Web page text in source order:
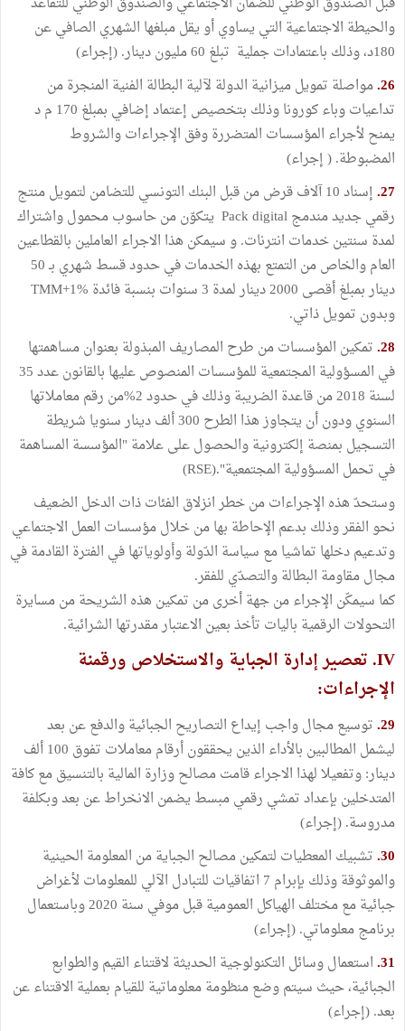
والحيطة الاجتماعية التي يساوي أو يقل مبلغها الشهري الصافي عن
180د، وذلك باعتمادات جملية تبلغ 60 مليون دينار. (إجراء)
26. مواصلة تمويل ميزانية الدولة لآلية البطالة الفنية المنجرة من
تداعيات وباء كورونا وذلك بتخصيص إعتماد إضافي بمبلغ 170 م د
يمنح لأجراء المؤسسات المتضررة وفق الإجراءات والشروط
المضبوطة. ( إجراء)
27.
إسناد 10 آلاف قرض من قبل البنك التونسي للتضامن لتمويل منتج
رقمي جديد مندمج Pack digital يتكوّن من حاسوب محمول واشتراك
لمدة سنتين خدمات انترنات. و سيمكن هذا الاجراء العاملين بالقطاعين
العام والخاص من التمتع بهذه الخدمات في حدود قسط شهري بـ 50
دينار بمبلغ أقصى 2000 دينار لمدة 3 سنوات بنسبة فائدة TMM+1%
وبدون تمويل ذاتي.
28. تمكين المؤسسات من طرح المصاريف المبذولة بعنوان مساهمتها
في المسؤولية المجتمعية للمؤسسات المنصوص عليها بالقانون عدد 35
لسنة 2018 من قاعدة الضريبة وذلك في حدود 2%من رقم معاملاتها
السنوي ودون أن يتجاوز هذا الطرح 300 ألف دينار سنويا شريطة
التسجيل بمنصة إلكترونية والحصول على علامة "المؤسسة المساهمة
في تحمل المسؤولية المجتمعية".(RSE)
وستحدّ هذه الإجراءات من خطر انزلاق الفئات ذات الدخل الضعيف
نحو الفقر وذلك بدعم الإحاطة بها من خلال مؤسسات العمل الاجتماعي
وتدعيم دخلها تماشيا مع سياسة الدّولة وأولوياتها في الفترة القادمة في
مجال مقاومة البطالة والتصدّي للفقر.
كما سيمكّن الإجراء من جهة أخرى من تمكين هذه الشريحة من مسايرة
التحولات الرقمية باليات تأخذ بعين الاعتبار مقدرتها الشرائية.
IV. تعصير إدارة الجباية والاستخلاص ورقمنة
الإجراءات:
29. توسيع مجال واجب إيداع التصاريح الجبائية والدفع عن بعد
ليشمل المطالبين بالأداء الذين يحققون أرقام معاملات تفوق 100 ألف
دينار: وتفعيلا لهذا الاجراء قامت مصالح وزارة المالية بالتنسيق مع كافة
المتدخلين بإعداد تمشي رقمي مبسط يضمن الانخراط عن بعد وبكلفة
مدروسة. (إجراء)
30. تشبيك المعطيات لتمكين مصالح الجباية من المعلومة الحينية
والموثوقة وذلك بإبرام 7 اتفاقيات للتبادل الآلي للمعلومات لأغراض
جبائية مع مختلف الهياكل العمومية قبل موفي سنة 2020 وباستعمال
برنامج معلوماتي. (إجراء)
31. استعمال وسائل التكنولوجية الحديثة لاقتناء القيم والطوابع
الجبائية، حيث سيتم وضع منظومة معلوماتية للقيام بعملية الاقتناء عن
بعد. (إجراء)